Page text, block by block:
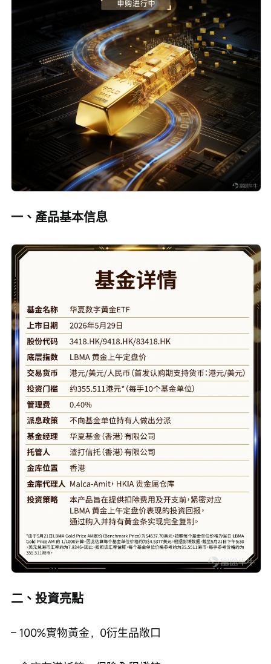
一、產品基本信息
二、投資亮點
– 100%實物黃金，0衍生品敞口